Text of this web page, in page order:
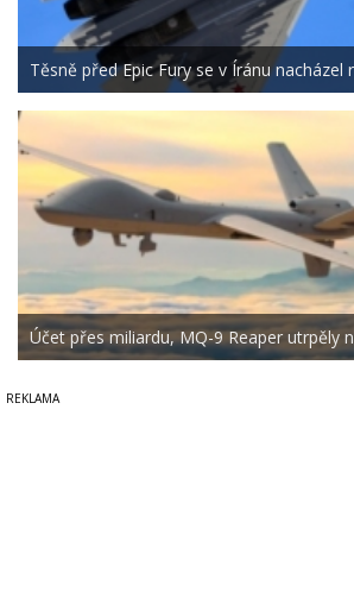
Těsně před Epic Fury se v Íránu nacházel
Účet přes miliardu, MQ-9 Reaper utrpěly